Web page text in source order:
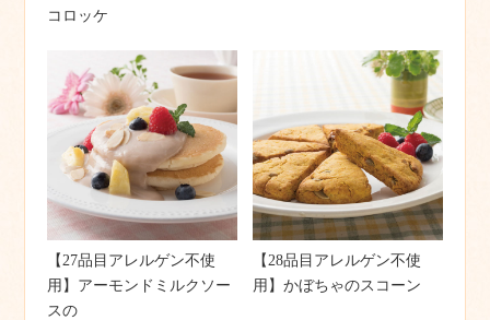
コロッケ
【27品目アレルゲン不使
用】アーモンドミルクソー
スの
【28品目アレルゲン不使
用】かぼちゃのスコーン